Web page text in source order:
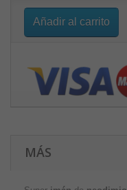
Añadir al carrito
MÁS